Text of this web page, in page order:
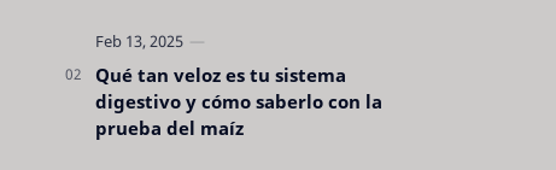
evidentes. Conocerlas puede pro…
Qué tan veloz es tu sistema
digestivo y cómo saberlo con la
prueba del maíz